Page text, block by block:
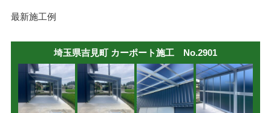
最新施工例
埼玉県吉見町 カーポート施工 No.2901